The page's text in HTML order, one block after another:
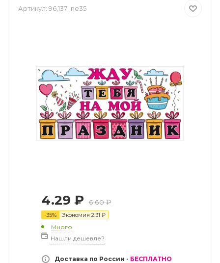
Артикул: 96,137_ne35
4.29 ₽ 6.60₽
-35% Экономия 2.31 ₽
Много
Нашли дешевле?
Доставка по России - БЕСПЛАТНО